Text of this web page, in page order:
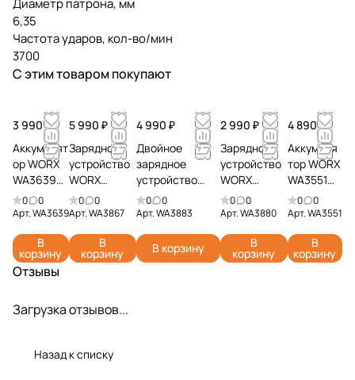
Диаметр патрона, мм
6,35
Частота ударов, кол-во/мин
3700
С этим товаром покупают
3 990 ₽
Аккумулят
ор WORX
WA3639
20V 2Ач
0
0
Арт.WA3639
В
корзину
5 990 ₽
Зарядное
устройство
WORX
WA3867 20V
6А
0
0
Арт.WA3867
В
корзину
4 990 ₽
Двойное
зарядное
устройство
WORX WA3883
20V 2x2А
0
0
Арт.WA3883
В корзину
2 990 ₽
Зарядное
устройство
WORX
WA3880 20V
2А
0
0
Арт.WA3880
В
корзину
4 890 ₽
Аккумуля
тор WORX
WA3551
20V 2Ач
0
0
Арт.WA3551
В
корзину
Отзывы
Загрузка отзывов...
Назад к списку